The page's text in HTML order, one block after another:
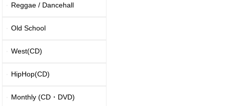
Reggae / Dancehall
Old School
West(CD)
HipHop(CD)
Monthly (CD・DVD)